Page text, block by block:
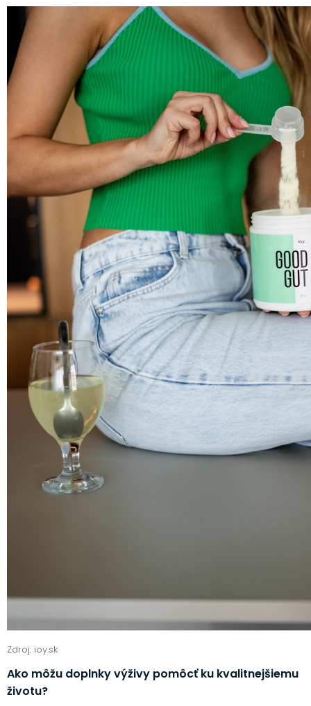
Zdroj: ioy.sk
Ako môžu doplnky výživy pomôcť ku kvalitnejšiemu
životu?